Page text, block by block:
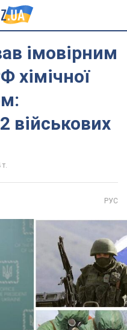
імовірним
хімічної
військових
РУС